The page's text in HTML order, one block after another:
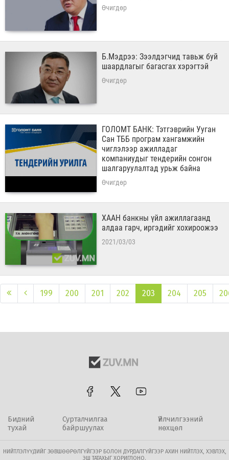
Өчигдөр
Б.Мэдрээ: Зээлдэгчид тавьж буй
шаардлагыг багасгах хэрэгтэй
Өчигдөр
ГОЛОМТ БАНК: Тэтгэврийн Ууган
Сан ТББ програм хангамжийн
чиглэлээр ажилладаг
компаниудыг тендерийн сонгон
шалгаруулалтад урьж байна
Өчигдөр
ХААН банкны үйл ажиллагаанд
алдаа гарч, иргэдийг хохироожээ
2021/03/03
199 200 201 202 203 204 205
Бидний
тухай
Сурталчилгаа
байршуулах
Үйлчилгээний
нөхцөл
НИЙТЛЭЛҮҮДИЙГ ЗӨВШӨӨРӨЛГҮЙГЭЭР БОЛОН ДУРДАЛГҮЙГЭЭР АХИН НИЙТЛЭХ, ХЭВЛЭХ,
ЭШ ТАТАХЫГ ХОРИГЛОНО.